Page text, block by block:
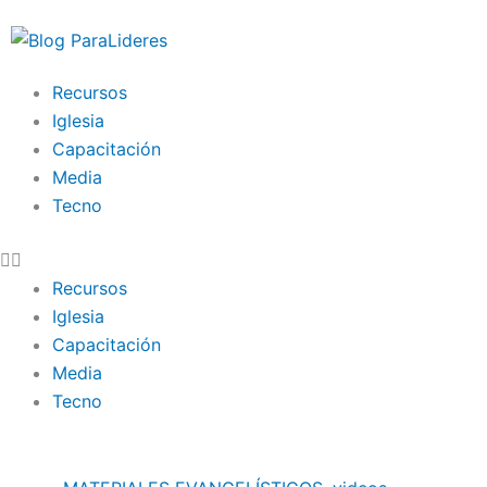
al
Recursos
Iglesia
Capacitación
Media
Tecno
Recursos
Iglesia
Capacitación
Media
Tecno